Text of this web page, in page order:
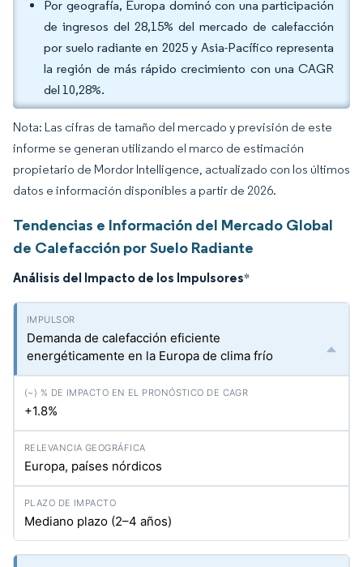
Por geografía, Europa dominó con una participación
de ingresos del 28,15% del mercado de calefacción
por suelo radiante en 2025 y Asia-Pacífico representa
la región de más rápido crecimiento con una CAGR
del 10,28%.
Nota: Las cifras de tamaño del mercado y previsión de este
informe se generan utilizando el marco de estimación
propietario de Mordor Intelligence, actualizado con los últimos
datos e información disponibles a partir de 2026.
Tendencias e Información del Mercado Global
de Calefacción por Suelo Radiante
Análisis del Impacto de los Impulsores*
Demanda de calefacción eficiente
energéticamente en la Europa de clima frío
+1.8%
Europa, países nórdicos
Mediano plazo (2–4 años)